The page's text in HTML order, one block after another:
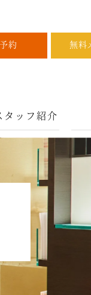
約 無料
タッフ紹介